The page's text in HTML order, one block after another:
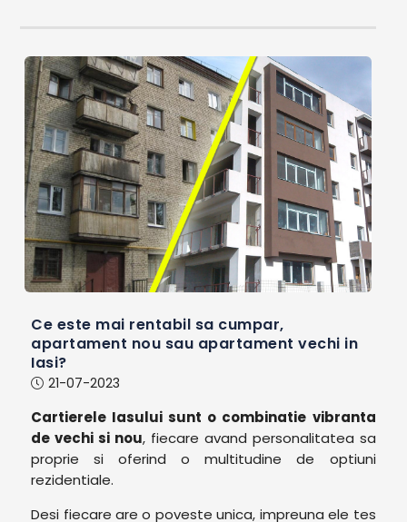
Ce este mai rentabil sa cumpar,
apartament nou sau apartament vechi in
Iasi?
21-07-2023
Cartierele Iasului sunt o combinatie vibranta
de vechi si nou, fiecare avand personalitatea sa
proprie si oferind o multitudine de optiuni
rezidentiale.
Desi fiecare are o poveste unica, impreuna ele tes